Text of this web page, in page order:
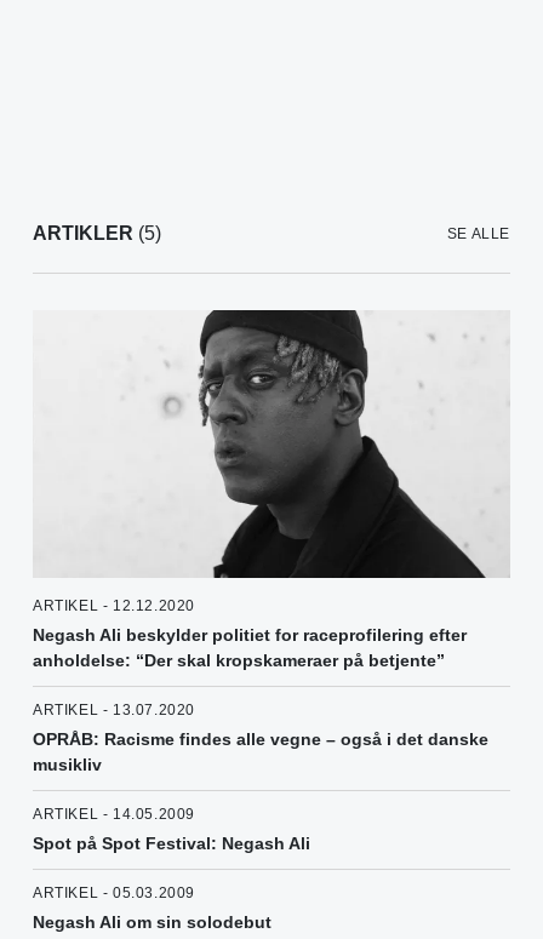
ARTIKLER (5) SE ALLE
ARTIKEL - 12.12.2020
Negash Ali beskylder politiet for raceprofilering efter
anholdelse: “Der skal kropskameraer på betjente”
ARTIKEL - 13.07.2020
OPRÅB: Racisme findes alle vegne – også i det danske
musikliv
ARTIKEL - 14.05.2009
Spot på Spot Festival: Negash Ali
ARTIKEL - 05.03.2009
Negash Ali om sin solodebut